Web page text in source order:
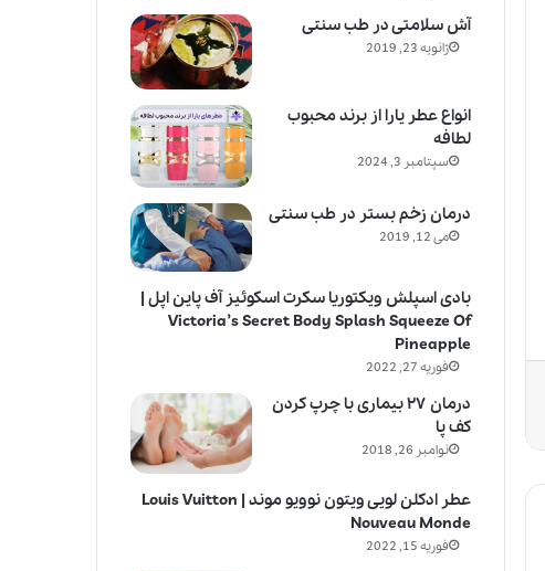
آش سلامتی در طب سنتی
ژانویه 23, 2019
انواع عطر یارا از برند محبوب
لطافه
سپتامبر 3, 2024
درمان زخم بستر در طب سنتی
می 12, 2019
بادی اسپلش ویکتوریا سکرت اسکوئیز آف پاین اپل |
Victoria’s Secret Body Splash Squeeze Of
Pineapple
فوریه 27, 2022
درمان ۲۷ بیماری با چرپ کردن
کف پا
نوامبر 26, 2018
عطر ادکلن لویی ویتون نوویو موند | Louis Vuitton
Nouveau Monde
فوریه 15, 2022